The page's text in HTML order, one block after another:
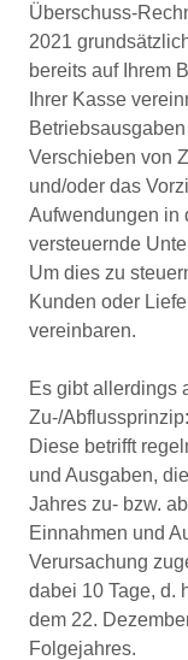
Überschuss-
2021
bereits auf Ihrem
Ihrer Kasse
Verschieben von
und/oder das
Aufwendungen in
versteuernde
Um dies zu
Kunden oder
vereinbaren.
Es gibt allerdings
Zu-/
Diese betrifft
und Ausgaben,
Jahres zu- bzw.
Einnahmen und
Verursachung
dabei 10 Tage, d.
dem 22.
Folgejahres.